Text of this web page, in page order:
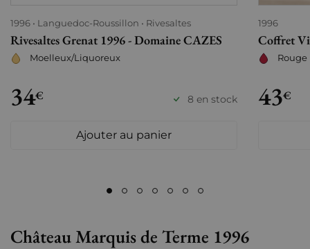
1996 Languedoc-Roussillon Rivesaltes
Rivesaltes Grenat 1996 - Domaine CAZES
Moelleux/Liquoreux
34€ 8 en stock
Ajouter au panier
1996
Coffret
Rouge
43€
Château Marquis de Terme 1996